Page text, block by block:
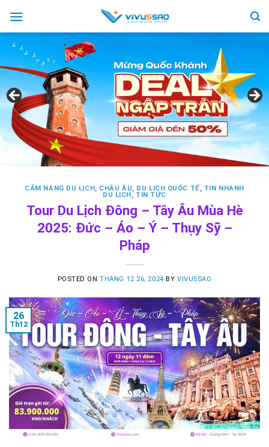
content
CẨM NANG DU LỊCH, CHÂU ÂU, DU LỊCH QUỐC TẾ, TIN NHANH
DU LỊCH, TIN TỨC
Tour Du Lịch Đông – Tây Âu Mùa Hè
2025: Đức – Áo – Ý – Thụy Sỹ –
Pháp
POSTED ONTHÁNG 12 26, 2024 BY VIVU5SAO
26
Th12